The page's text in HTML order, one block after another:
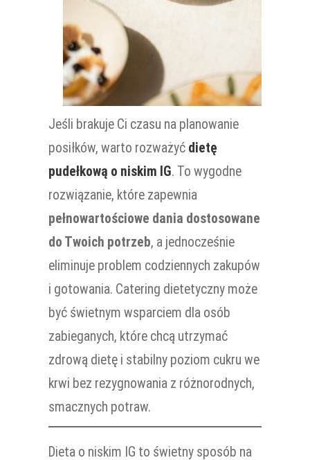
Jeśli brakuje Ci czasu na planowanie
posiłków, warto rozważyć dietę
pudełkową o niskim IG. To wygodne
rozwiązanie, które zapewnia
pełnowartościowe dania dostosowane
do Twoich potrzeb, a jednocześnie
eliminuje problem codziennych zakupów
i gotowania. Catering dietetyczny może
być świetnym wsparciem dla osób
zabieganych, które chcą utrzymać
zdrową dietę i stabilny poziom cukru we
krwi bez rezygnowania z różnorodnych,
smacznych potraw.
Dieta o niskim IG to świetny sposób na